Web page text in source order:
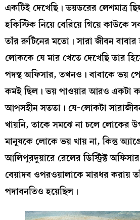
একটিই দেখেছি। ভয়ডরের লেশমাত্র
হকিস্টিক নিয়ে বেরিয়ে গিয়ে কাউকে
তাঁর রুটিনের মতো। সারা জীবন
লোককে যে মার খেতে দেখেছি তার
পদস্থ অফিসার, তখনও। বাবাকে ভয়
কমই ছিল। ভয় পাওয়ার আরও একটা
আপসহীন সততা। যে-লোকটা
খায়নি, তাকে সমঝে না চলে লোকের
মানুষকে লোকে ভয় খায় না, কিন্তু
আলিপুরদুয়ারে রেলের ডিস্ট্রিক্ট
বেয়াদব ওপরওয়ালাকে মারধর করায়
পদাবনতিও হয়েছিল।